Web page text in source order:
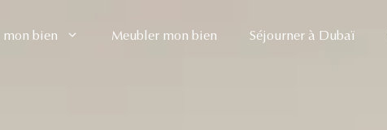
mon bien Meubler mon bien Séjourner à Dubaï